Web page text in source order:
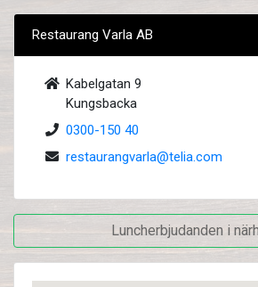
Restaurang Varla AB
Kabelgatan 9
Kungsbacka
0300-150 40
restaurangvarla@telia.com
Luncherbjudanden i